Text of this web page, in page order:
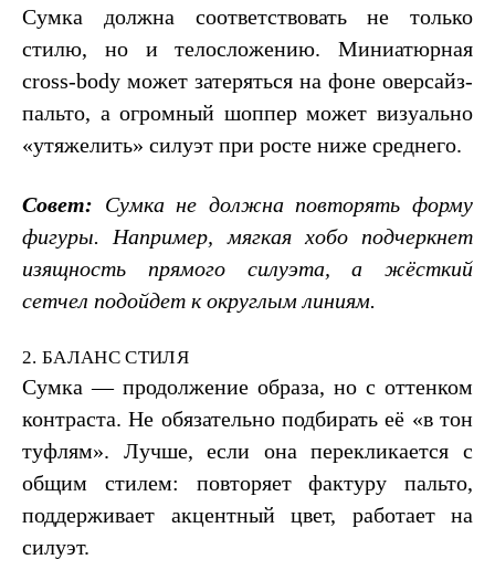
Сумка должна соответствовать не только
стилю, но и телосложению. Миниатюрная
cross-body может затеряться на фоне оверсайз-
пальто, а огромный шоппер может визуально
«утяжелить» силуэт при росте ниже среднего.
Совет: Сумка не должна повторять форму
фигуры. Например, мягкая хобо подчеркнет
изящность прямого силуэта, а жёсткий
сетчел подойдет к округлым линиям.
2. БАЛАНС СТИЛЯ
Сумка — продолжение образа, но с оттенком
контраста. Не обязательно подбирать её «в тон
туфлям». Лучше, если она перекликается с
общим стилем: повторяет фактуру пальто,
поддерживает акцентный цвет, работает на
силуэт.